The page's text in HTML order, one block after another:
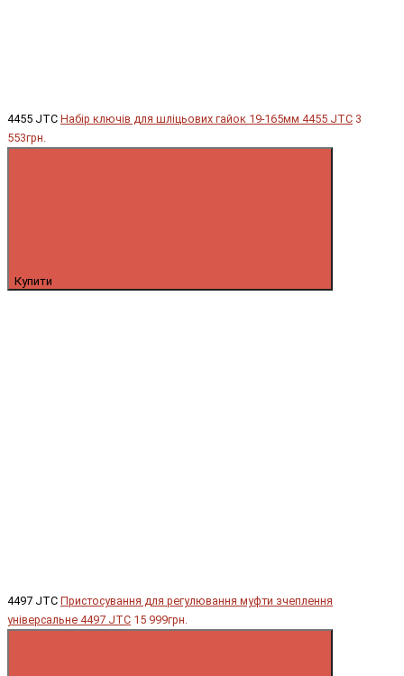
4455 JTC Набір ключів для шліцьових гайок 19-165мм 4455 JTC 3
553грн.
Купити
4497 JTC Пристосування для регулювання муфти зчеплення
універсальне 4497 JTC 15 999грн.